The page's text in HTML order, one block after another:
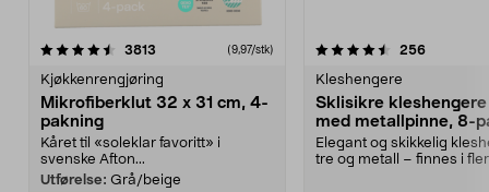
3813 anmeldelser(9,97/stk)
Kjøkkenrengjøring
Mikrofiberklut 32 x 31 cm, 4-
pakning
Kåret til «soleklar favoritt» i
svenske Afton...
Utførelse: Grå/beige
4.5av 5 stjerner 256
Kleshengere
Sklisikre
med metallpinne, 8-
Elegant og skikkelig
tre og metall – finnes i
4.5av 5 stjerner